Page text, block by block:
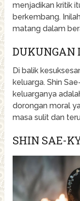
menjadikan kritik
berkembang.
matang dalam
DUKUNGAN
Di balik
keluarga. Shin
keluarganya
dorongan moral
masa sulit dan
SHIN SAE-